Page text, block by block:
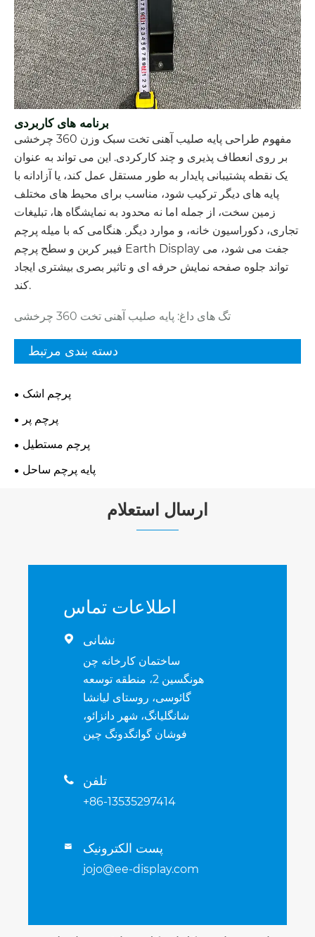
برنامه های کاربردی
مفهوم طراحی پایه صلیب آهنی تخت سبک وزن 360 چرخشی
بر روی انعطاف پذیری و چند کارکردی. این می تواند به عنوان
یک نقطه پشتیبانی پایدار به طور مستقل عمل کند، یا آزادانه با
پایه های دیگر ترکیب شود، مناسب برای محیط های مختلف
زمین سخت، از جمله اما نه محدود به نمایشگاه ها، تبلیغات
تجاری، دکوراسیون خانه، و موارد دیگر. هنگامی که با میله پرچم
فیبر کربن و سطح پرچم Earth Display جفت می شود، می
تواند جلوه صفحه نمایش حرفه ای و تاثیر بصری بیشتری ایجاد
کند.
تگ های داغ: پایه صلیب آهنی تخت 360 چرخشی
دسته بندی مرتبط
پرچم اشک
پرچم پر
پرچم مستطیل
پایه پرچم ساحل
ارسال استعلام
اطلاعات تماس
 نشانی
ساختمان کارخانه چن
هونگسین 2، منطقه توسعه
گائوسی، روستای لیانشا
شانگلیانگ، شهر دانزائو،
فوشان گوانگدونگ چین
 تلفن
+86-13535297414
 پست الکترونیک
jojo@ee-display.com